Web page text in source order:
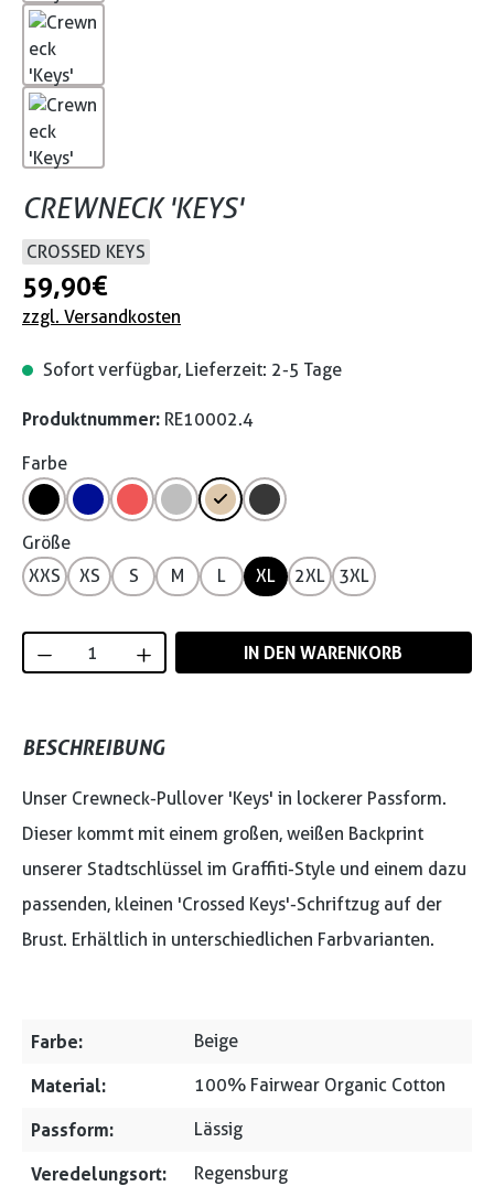
CREWNECK 'KEYS'
CROSSED KEYS
59,90 €
zzgl. Versandkosten
Sofort verfügbar, Lieferzeit: 2-5 Tage
Produktnummer: RE10002.4
Farbe
Größe
XXS
XS S M L XL 2XL 3XL
Produkt Anzahl: Gib den gewünschten
IN DEN WARENKORB
BESCHREIBUNG
Unser Crewneck-Pullover 'Keys' in lockerer Passform.
Dieser kommt mit einem großen, weißen Backprint
unserer Stadtschlüssel im Graffiti-Style und einem dazu
passenden, kleinen 'Crossed Keys'-Schriftzug auf der
Brust. Erhältlich in unterschiedlichen Farbvarianten.
Farbe: Beige
Material: 100% Fairwear Organic Cotton
Passform: Lässig
Veredelungsort: Regensburg